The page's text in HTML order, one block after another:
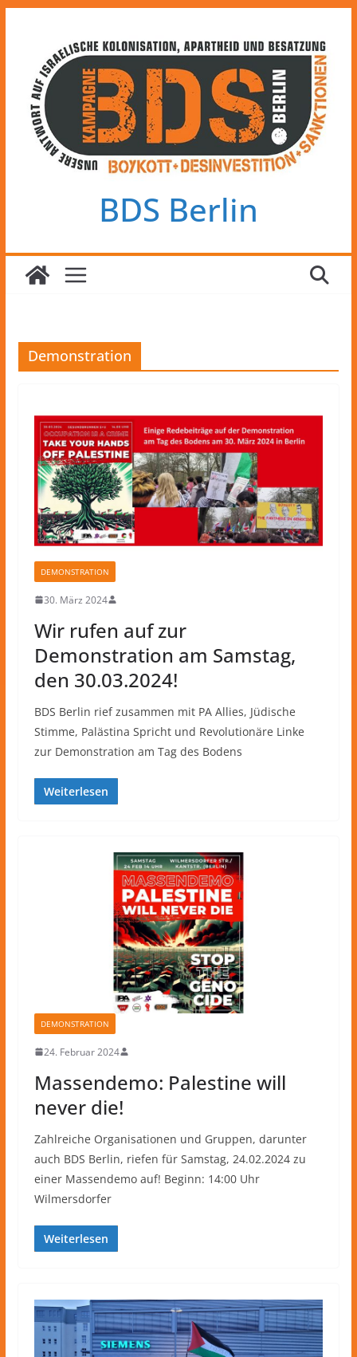
springen
BDS Berlin
Demonstration
DEMONSTRATION
30. März 2024
Wir rufen auf zur
Demonstration am Samstag,
den 30.03.2024!
BDS Berlin rief zusammen mit PA Allies, Jüdische
Stimme, Palästina Spricht und Revolutionäre Linke
zur Demonstration am Tag des Bodens
Weiterlesen
DEMONSTRATION
24. Februar 2024
Massendemo: Palestine will
never die!
Zahlreiche Organisationen und Gruppen, darunter
auch BDS Berlin, riefen für Samstag, 24.02.2024 zu
einer Massendemo auf! Beginn: 14:00 Uhr
Wilmersdorfer
Weiterlesen